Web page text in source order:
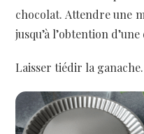
chocolat. Attendre une
jusqu’à l’obtention
Laisser tiédir la ganache.